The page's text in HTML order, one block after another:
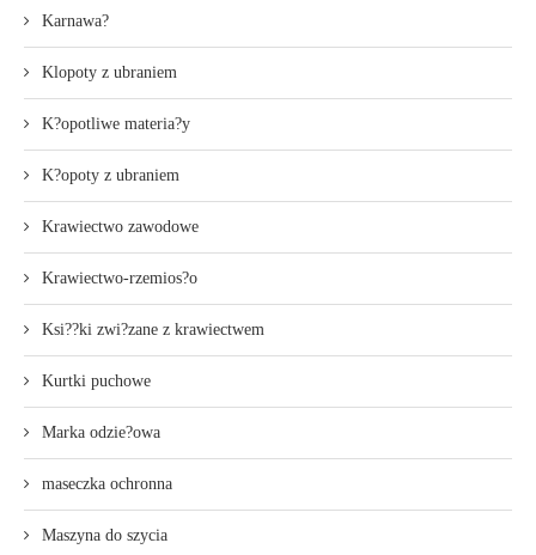
Karnawa?
Klopoty z ubraniem
K?opotliwe materia?y
K?opoty z ubraniem
Krawiectwo zawodowe
Krawiectwo-rzemios?o
Ksi??ki zwi?zane z krawiectwem
Kurtki puchowe
Marka odzie?owa
maseczka ochronna
Maszyna do szycia